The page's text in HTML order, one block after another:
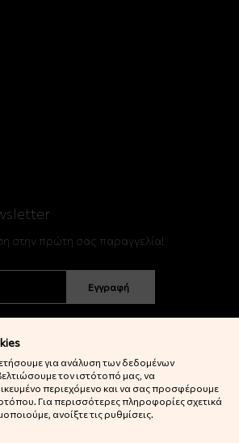
στην πρώτη σας παραγγελία!
Εγγραφή
Big Things. Αll rights reserved.
για ανάλυση των δεδομένων
τον ιστότοπό μας, να
περιεχόμενο και να σας προσφέρουμε
Για περισσότερες πληροφορίες σχετικά
ανοίξτε τις ρυθμίσεις.